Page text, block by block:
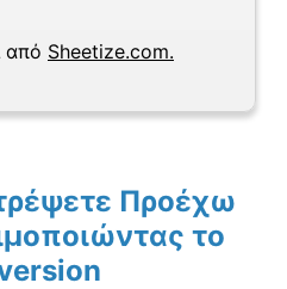
από Sheetize.com.
Προέχω
το